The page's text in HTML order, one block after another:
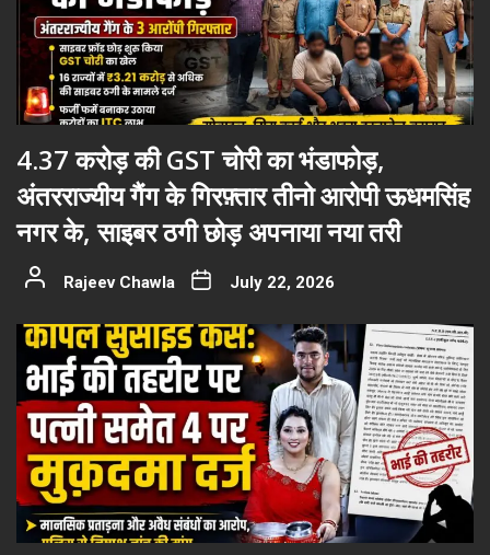
4.37 करोड़ की GST चोरी का भंडाफोड़,
अंतरराज्यीय गैंग के गिरफ़्तार तीनो आरोपी ऊधमसिंह
नगर के, साइबर ठगी छोड़ अपनाया नया तरी
Rajeev Chawla July 22, 2026